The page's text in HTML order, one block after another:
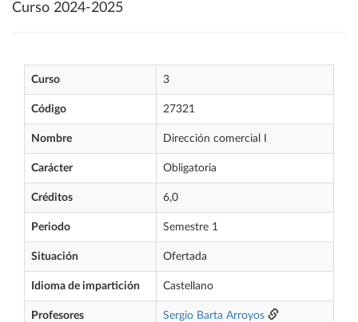
Curso 2024-2025
Curso 3
Código 27321
Nombre Dirección comercial I
Carácter Obligatoria
Créditos 6,0
Periodo Semestre 1
Situación Ofertada
Idioma de impartición Castellano
Profesores Sergio Barta Arroyos